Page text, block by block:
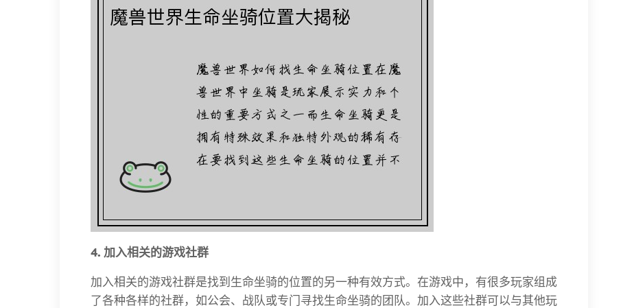
4. 加入相关的游戏社群
加入相关的游戏社群是找到生命坐骑的位置的另一种有效方式。在游戏中，有很多玩家组成
了各种各样的社群，如公会、战队或专门寻找生命坐骑的团队。加入这些社群可以与其他玩